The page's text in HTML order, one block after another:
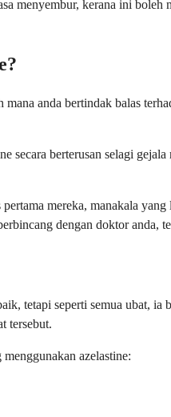
menyembur, kerana ini
anda bertindak balas
secara berterusan selagi
pertama mereka, manakala
dengan doktor
tetapi seperti semua ubat,
tersebut.
azelastine: